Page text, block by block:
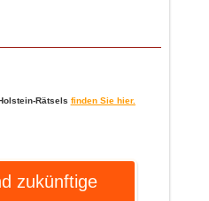
Rätsels finden Sie hier.
zukünftige